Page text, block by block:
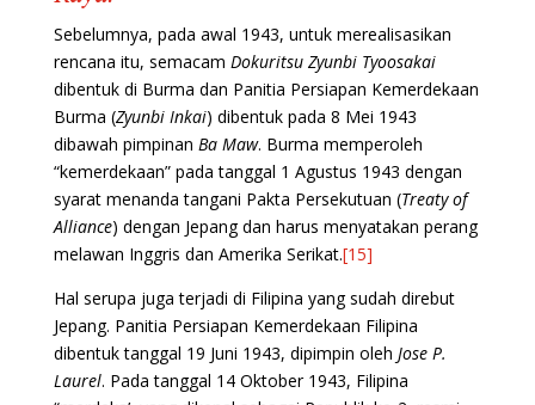
Sebelumnya, pada awal 1943, untuk merealisasikan
rencana itu, semacam Dokuritsu Zyunbi Tyoosakai
dibentuk di Burma dan Panitia Persiapan Kemerdekaan
Burma (Zyunbi Inkai) dibentuk pada 8 Mei 1943
dibawah pimpinan Ba Maw. Burma memperoleh
“kemerdekaan” pada tanggal 1 Agustus 1943 dengan
syarat menanda tangani Pakta Persekutuan (Treaty of
Alliance) dengan Jepang dan harus menyatakan perang
melawan Inggris dan Amerika Serikat.[15]
Hal serupa juga terjadi di Filipina yang sudah direbut
Jepang. Panitia Persiapan Kemerdekaan Filipina
dibentuk tanggal 19 Juni 1943, dipimpin oleh Jose P.
Laurel. Pada tanggal 14 Oktober 1943, Filipina